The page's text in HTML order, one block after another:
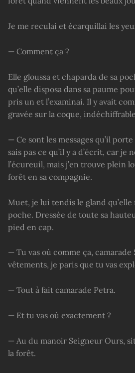
Je me reculai et écarquillai les
— Comment ça ?
Elle gloussa et chaparda de sa
qu’elle disposa dans sa paume
pris un et l’examinai. Il y avait
gravée sur la coque,
— Ce sont les messages qu’il
sais pas ce qu’il y a d’écrit, car je
l’écureuil, mais j’en trouve plein
forêt en sa compagnie.
Muet, je lui tendis le gland qu’elle
poche. Dressée de toute sa
pied en cap.
— Tu vas où comme ça, camarade
vêtements, je paris que tu vas
— Tout à fait camarade Petra.
— Et tu vas où exactement ?
— Au du manoir Seigneur Ours,
la forêt.